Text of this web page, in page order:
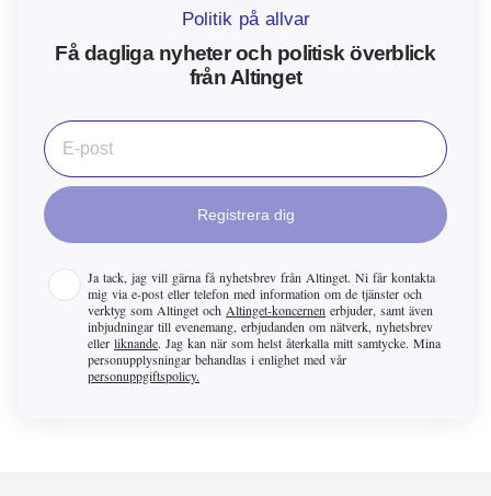
Politik på allvar
Få dagliga nyheter och politisk överblick
från Altinget
Registrera dig
Ja tack, jag vill gärna få nyhetsbrev från Altinget. Ni får kontakta
mig via e-post eller telefon med information om de tjänster och
verktyg som Altinget och Altinget-koncernen erbjuder, samt även
inbjudningar till evenemang, erbjudanden om nätverk, nyhetsbrev
eller liknande. Jag kan när som helst återkalla mitt samtycke. Mina
personupplysningar behandlas i enlighet med vår
personuppgiftspolicy.